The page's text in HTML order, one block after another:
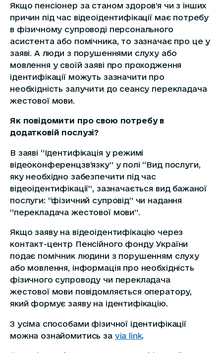
Якщо пенсіонер за станом здоров’я чи з інших
причин під час відеоідентифікації має потребу
в фізичному супроводі персонального
асистента або помічника, то зазначає про це у
заяві. А люди з порушеннями слуху або
мовлення у своїй заяві про проходження
ідентифікації можуть зазначити про
необхідність залучити до сеансу перекладача
жестової мови.
Як повідомити про свою потребу в
додатковій послузі?
В заяві “Ідентифікація у режимі
відеоконференцзв’язку” у полі “Вид послуги,
яку необхідно забезпечити під час
відеоідентифікації”, зазначається вид бажаної
послуги: “фізичний супровід” чи надання
“перекладача жестової мови”.
Якщо заяву на відеоідентифікацію через
контакт-центр Пенсійного фонду України
подає помічник людини з порушенням слуху
або мовлення, інформація про необхідність
фізичного супроводу чи перекладача
жестової мови повідомляється оператору,
який формує заяву на ідентифікацію.
З усіма способами фізичної ідентифікації
можна ознайомитись за via link.